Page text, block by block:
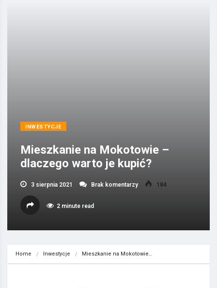
INWESTYCJE
Mieszkanie na Mokotowie –
dlaczego warto je kupić?
3 sierpnia 2021 Brak komentarzy 184
2 minute read
Home Inwestycje Mieszkanie na Mokotowie…